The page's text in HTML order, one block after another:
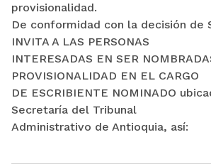
provisionalidad.
De conformidad con la decisión de
INVITA A LAS PERSONAS
INTERESADAS EN SER
PROVISIONALIDAD EN EL CARGO
DE ESCRIBIENTE NOMINADO
Secretaría del Tribunal
Administrativo de Antioquia, así: